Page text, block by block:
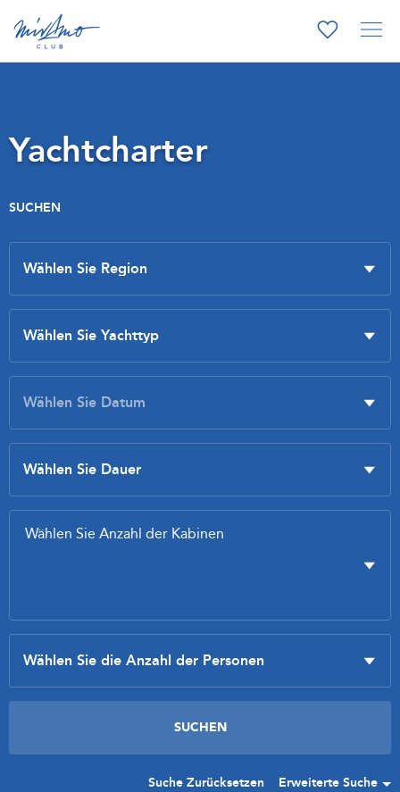
Yachtcharter
SUCHEN
Suche Zurücksetzen Erweiterte Suche